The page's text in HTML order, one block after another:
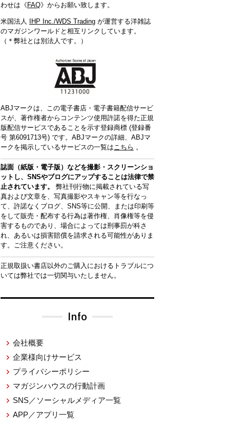
わせは《 FAQ》からお願い致します。
米国法人 IHP Inc./WDS Trading が運営する洋雑誌
のマガジンワールドと相互リンクしています。
（＊弊社とは別法人です。）
ABJマークは、この電子書店・電子書籍配信サービ
スが、著作権者からコンテンツ使用許諾を得た正規
版配信サービスであることを示す登録商標 (登録番
号 第6091713号) です。ABJマークの詳細、ABJマ
ークを掲示しているサービスの一覧は こちら 。
誌面（紙版・電子版）などを撮影・スクリーンショ
ットし、SNSやブログにアップすることは法律で禁
止されています。
弊社刊行物に掲載されている写
真および文章を、写真撮影やスキャン等を行なっ
て、許諾なくブログ、SNS等に公開、または印刷等
をして販売・配布する行為は著作権、肖像権等を侵
害するものであり、場合によっては刑事罰が科さ
れ、あるいは損害賠償を請求される可能性がありま
す。ご注意ください。
正規取扱い書店以外のご購入におけるトラブルにつ
いては弊社では一切関与いたしません。
Info
会社概要
企業様向けサービス
プライバシーポリシー
マガジンハウスの行動計画
SNS／ソーシャルメディア一覧
APP／アプリ一覧